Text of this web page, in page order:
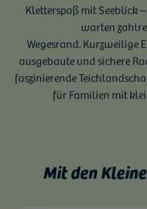
Kletterspaß mit Seeblick
warten
Wegesrand. Kurzweilige
ausgebaute und sichere
faszinierende
für Familien mit
Mit den